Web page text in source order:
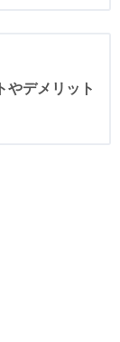
やデメリット